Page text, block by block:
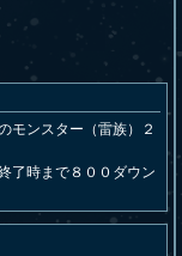
モンスター（雷族）２
了時まで８００ダウン